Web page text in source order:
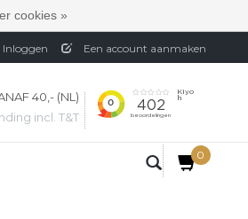
Inloggen Een account aanmaken
40,- (NL)
incl. T&T
0
cookies »